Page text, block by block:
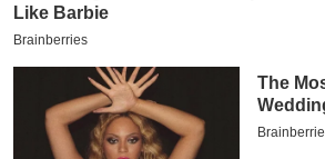
क्रा